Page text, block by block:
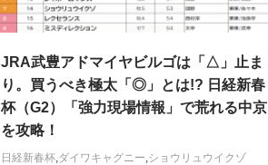
JRA武豊アドマイヤビルゴは「△」止ま
り。買うべき極太「◎」とは!? 日経新春
杯（G2）「強力現場情報」で荒れる中京
を攻略！
日経新春杯,ダイワキャグニー,ショウリュウイクゾ